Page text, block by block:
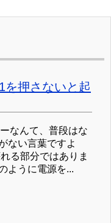
を押さないと起
なんて、普段はな
ない言葉ですよ
る部分ではありま
ように電源を...